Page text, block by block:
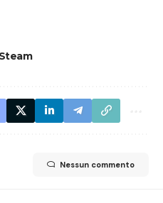
Nessun commento